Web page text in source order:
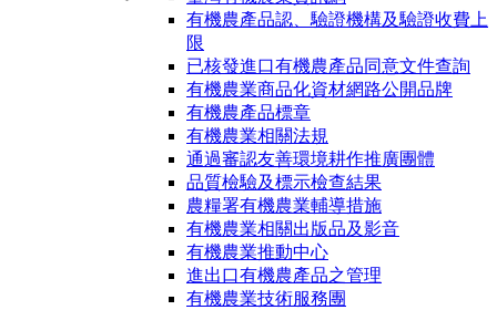
有機農產品認、驗證機構及驗證收費上
限
已核發進口有機農產品同意文件查詢
有機農業商品化資材網路公開品牌
有機農產品標章
有機農業相關法規
通過審認友善環境耕作推廣團體
品質檢驗及標示檢查結果
農糧署有機農業輔導措施
有機農業相關出版品及影音
有機農業推動中心
進出口有機農產品之管理
有機農業技術服務團